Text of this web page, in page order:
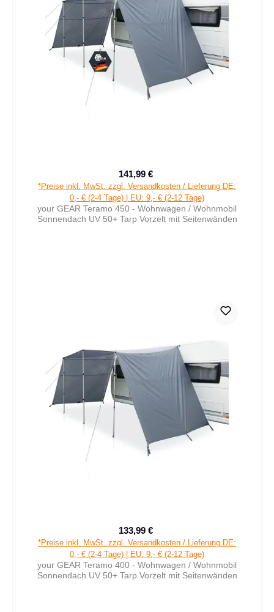
Verkaufspreis:
141,99 €
*Preise inkl. MwSt. zzgl. Versandkosten / Lieferung DE:
0,- € (2-4 Tage) | EU: 9,- € (2-12 Tage)
your GEAR Teramo 450 - Wohnwagen / Wohnmobil
Sonnendach UV 50+ Tarp Vorzelt mit Seitenwänden
Verkaufspreis:
133,99 €
*Preise inkl. MwSt. zzgl. Versandkosten / Lieferung DE:
0,- € (2-4 Tage) | EU: 9,- € (2-12 Tage)
your GEAR Teramo 400 - Wohnwagen / Wohnmobil
Sonnendach UV 50+ Tarp Vorzelt mit Seitenwänden